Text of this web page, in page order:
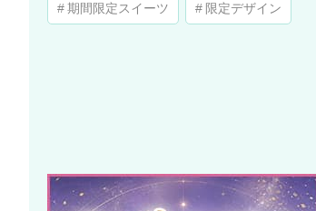
期間限定スイーツ 限定デザイン